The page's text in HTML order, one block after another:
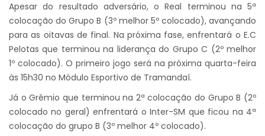
Apesar do resultado adversário, o Real terminou na 5ª
colocação do Grupo B (3º melhor 5º colocado), avançando
para as oitavas de final. Na próxima fase, enfrentará o E.C
Pelotas que terminou na liderança do Grupo C (2º melhor
1º colocado). O primeiro jogo será na próxima quarta-feira
às 15h30 no Módulo Esportivo de Tramandaí.
Já o Grêmio que terminou na 2ª colocação do Grupo B (2º
colocado no geral) enfrentará o Inter-SM que ficou na 4ª
colocação do grupo B (3º melhor 4º colocado).